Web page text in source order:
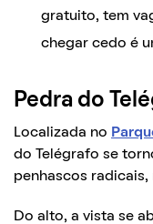
gratuito, tem
chegar cedo é
Pedra do
Localizada no
do Telégrafo se
penhascos radicais,
Do alto, a vista se